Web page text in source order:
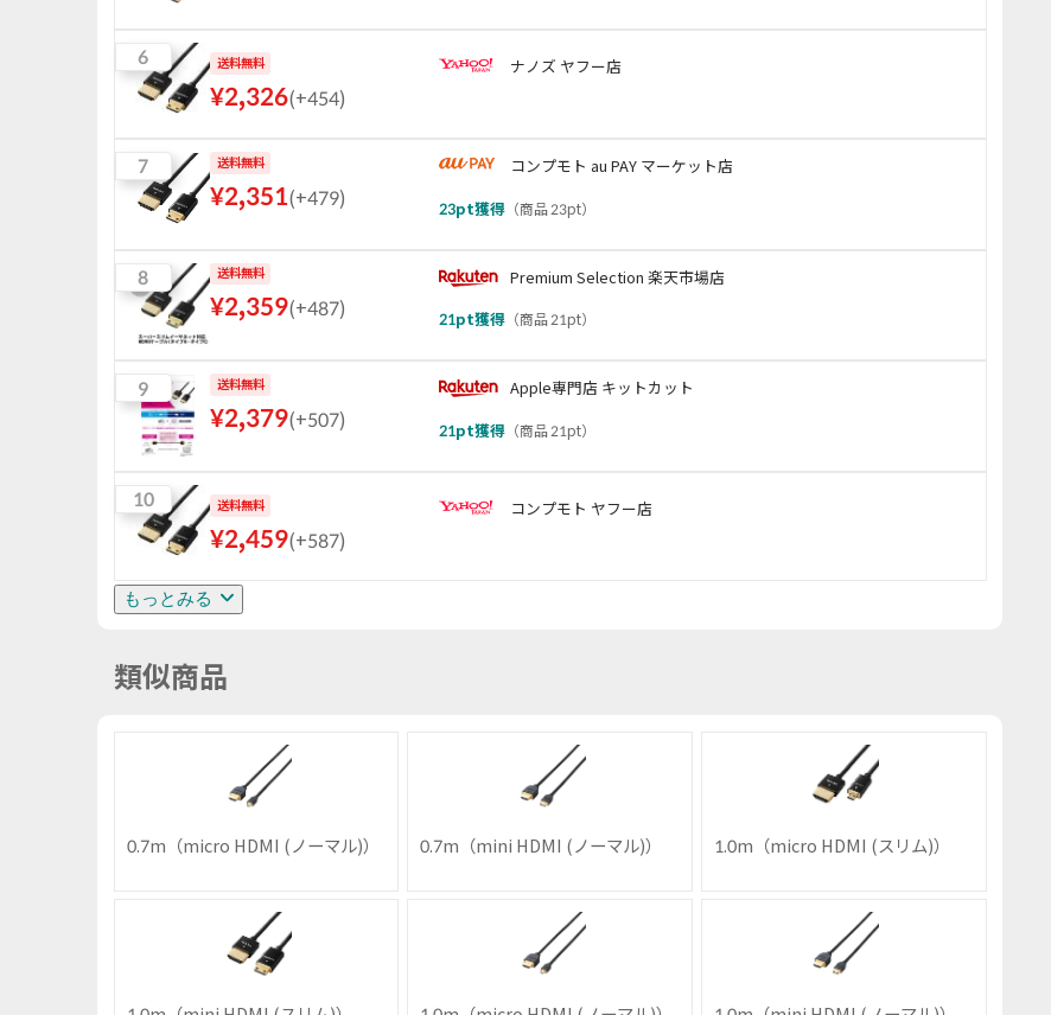
6 送料無料
¥2,326(+454)
ナノズ ヤフー店
7 送料無料
¥2,351 (+479)
コンプモト au PAY マーケット店
23pt獲得 （商品 23pt）
8 送料無料
¥2,359(+487)
Premium Selection 楽天市場店
21pt獲得 （商品 21pt）
9 送料無料
¥2,379(+507)
Apple専門店 キットカット
21pt獲得 （商品 21pt）
10 送料無料
¥2,459(+587)
コンプモト ヤフー店
もっとみる
類似商品
0.7m（micro HDMI (ノーマル)） 0.7m（mini HDMI (ノーマル)） 1.0m（micro HDMI (スリム)）